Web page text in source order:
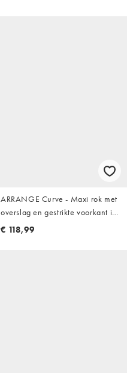
ARRANGE Curve - Maxi rok met
overslag en gestrikte voorkant in
wit
€ 118,99